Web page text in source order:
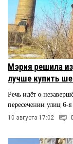
Мэрия решила
лучше купить
Речь идёт о
пересечении улиц 6-
10 августа 17:02 0